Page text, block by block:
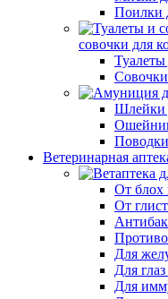
Поилки
совочки для
Совочки
Шлейки
Ветеринарная
От блох
От
Для
Для
Для